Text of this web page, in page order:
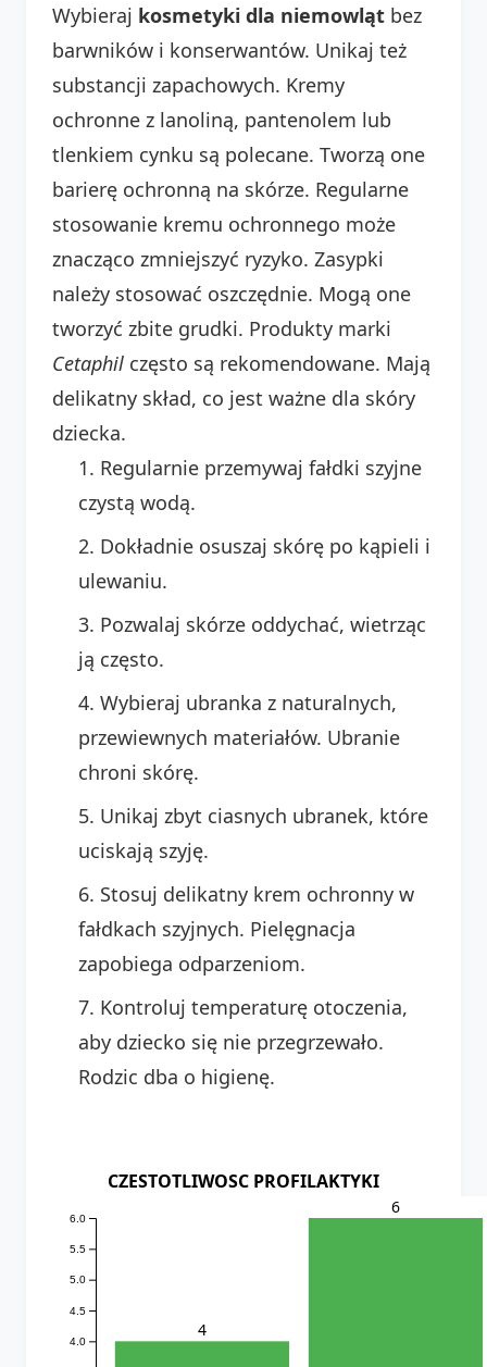
Wybieraj kosmetyki dla niemowląt bez
barwników i konserwantów. Unikaj też
substancji zapachowych. Kremy
ochronne z lanoliną, pantenolem lub
tlenkiem cynku są polecane. Tworzą one
barierę ochronną na skórze. Regularne
stosowanie kremu ochronnego może
znacząco zmniejszyć ryzyko. Zasypki
należy stosować oszczędnie. Mogą one
tworzyć zbite grudki. Produkty marki
Cetaphil często są rekomendowane. Mają
delikatny skład, co jest ważne dla skóry
dziecka.
Regularnie przemywaj fałdki szyjne
czystą wodą.
Dokładnie osuszaj skórę po kąpieli i
ulewaniu.
Pozwalaj skórze oddychać, wietrząc
ją często.
Wybieraj ubranka z naturalnych,
przewiewnych materiałów. Ubranie
chroni skórę.
Unikaj zbyt ciasnych ubranek, które
uciskają szyję.
Stosuj delikatny krem ochronny w
fałdkach szyjnych. Pielęgnacja
zapobiega odparzeniom.
Kontroluj temperaturę otoczenia,
aby dziecko się nie przegrzewało.
Rodzic dba o higienę.
CZESTOTLIWOSC PROFILAKTYKI
4.0
4.5
5.0
5.5
6.0
4
6